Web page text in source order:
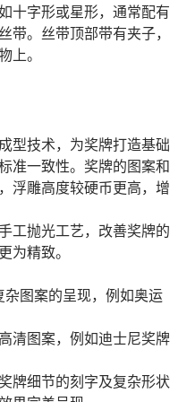
十字形或星形，通常配有
带。丝带顶部带有夹子，
上。
型技术，为奖牌打造基础
准一致性。奖牌的图案和
浮雕高度较硬币更高，增
工抛光工艺，改善奖牌的
为精致。
杂图案的呈现，例如奥运
清图案，例如迪士尼奖牌
牌细节的刻字及复杂形状